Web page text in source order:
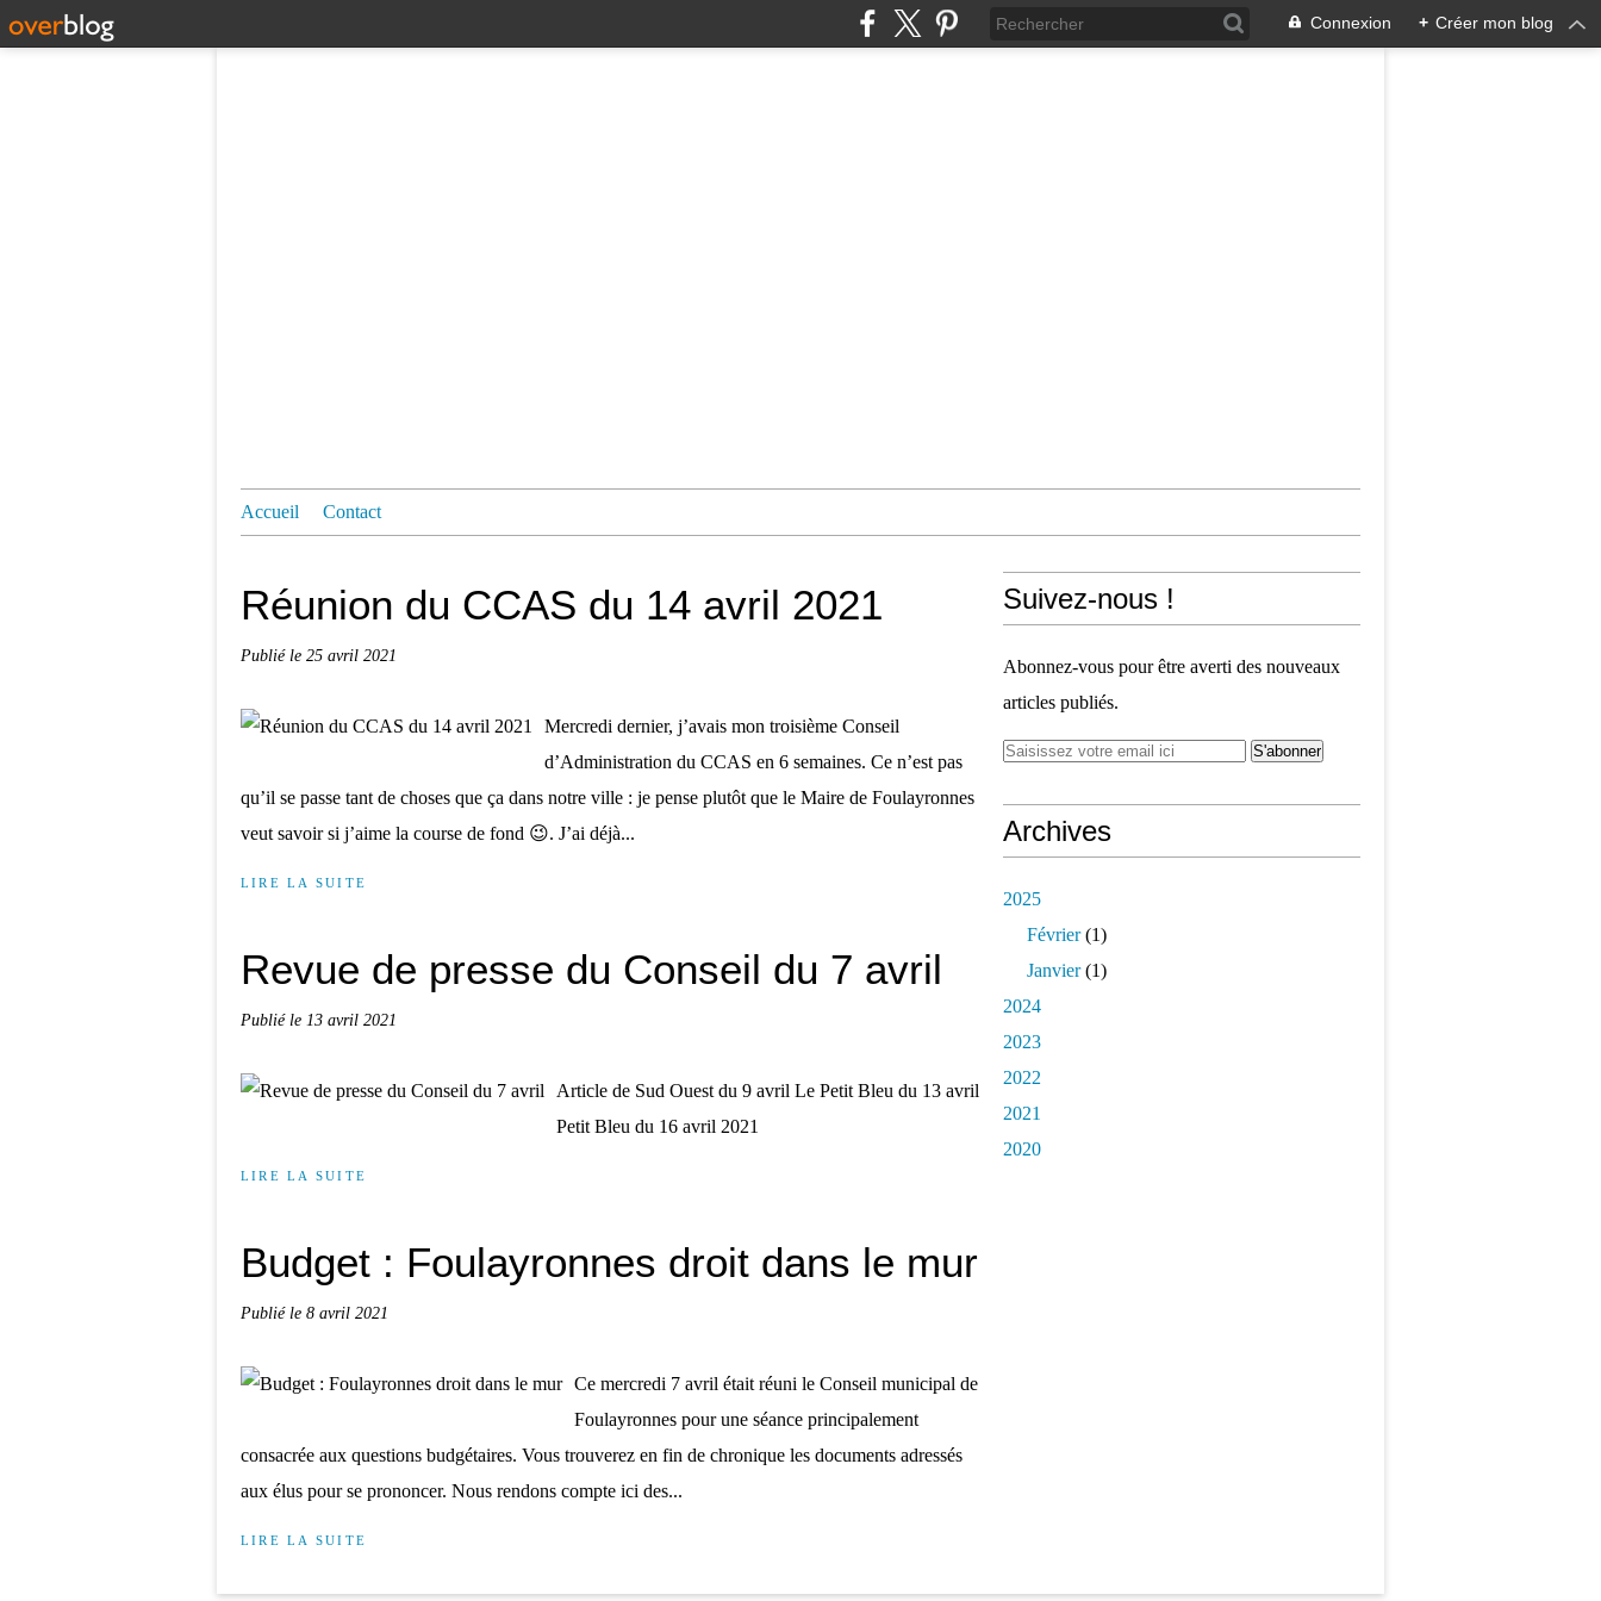
Connexion + Créer mon blog
Accueil Contact
Réunion du CCAS du 14 avril 2021
Publié le 25 avril 2021
Mercredi dernier, j’avais mon troisième Conseil
d’Administration du CCAS en 6 semaines. Ce n’est pas
qu’il se passe tant de choses que ça dans notre ville : je pense plutôt que le Maire de Foulayronnes
veut savoir si j’aime la course de fond 😉. J’ai déjà...
LIRE LA SUITE
Revue de presse du Conseil du 7 avril
Publié le 13 avril 2021
Article de Sud Ouest du 9 avril Le Petit Bleu du 13 avril
Petit Bleu du 16 avril 2021
LIRE LA SUITE
Budget : Foulayronnes droit dans le mur
Publié le 8 avril 2021
Ce mercredi 7 avril était réuni le Conseil municipal de
Foulayronnes pour une séance principalement
consacrée aux questions budgétaires. Vous trouverez en fin de chronique les documents adressés
aux élus pour se prononcer. Nous rendons compte ici des...
LIRE LA SUITE
Suivez-nous !
Abonnez-vous pour être averti des nouveaux
articles publiés.
Archives
2025
Février(1)
Janvier(1)
2024
2023
2022
2021
2020